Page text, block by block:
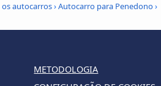
os autocarros›Autocarro para Penedono›
METODOLOGIA